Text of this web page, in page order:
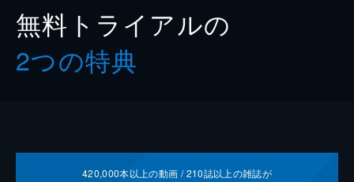
無料トライアルの
2つの特典
420,000本以上の動画 /210誌以上の雑誌が